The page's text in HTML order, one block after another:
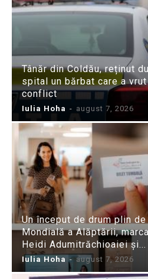
Tânăr din Coldău, reținut
spital un bărbat care a
conflict
Iulia Hoha - august 7, 2026
Un început de drum plin
Mondială a Alăptării,
Heidi Adumitrăchioaiei și...
Iulia Hoha - august 7, 2026